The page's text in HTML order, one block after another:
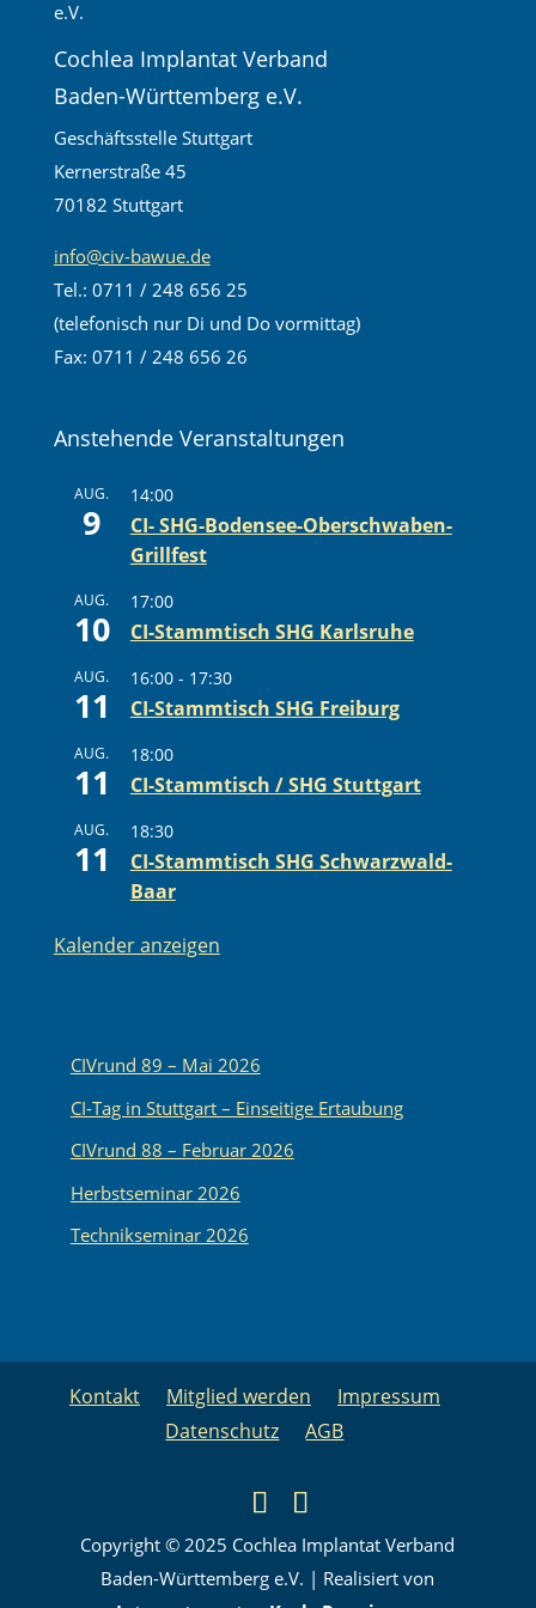
Cochlea Implantat Verband
Baden-Württemberg e.V.
Geschäftsstelle Stuttgart
Kernerstraße 45
70182 Stuttgart
info@civ-bawue.de
Tel.: 0711 / 248 656 25
(telefonisch nur Di und Do vormittag)
Fax: 0711 / 248 656 26
Anstehende Veranstaltungen
AUG.
9
14:00
CI- SHG-Bodensee-Oberschwaben-
Grillfest
AUG.
10
17:00
CI-Stammtisch SHG Karlsruhe
AUG.
11
16:00- 17:30
CI-Stammtisch SHG Freiburg
AUG.
11
18:00
CI-Stammtisch / SHG Stuttgart
AUG.
11
18:30
CI-Stammtisch SHG Schwarzwald-
Baar
Kalender anzeigen
CIVrund 89 – Mai 2026
CI-Tag in Stuttgart – Einseitige Ertaubung
CIVrund 88 – Februar 2026
Herbstseminar 2026
Technikseminar 2026
Kontakt Mitglied werden
Impressum
Datenschutz
AGB
Copyright © 2025 Cochlea Implantat Verband
Baden-Württemberg e.V. | Realisiert von